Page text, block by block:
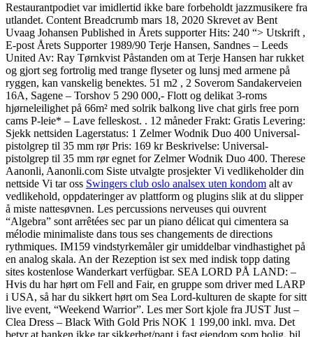
Restaurantpodiet var imidlertid ikke bare forbeholdt jazzmusikere fra
utlandet. Content Breadcrumb mars 18, 2020 Skrevet av Bent
Uvaag Johansen Published in Årets supporter Hits: 240 “> Utskrift ,
E-post Årets Supporter 1989/90 Terje Hansen, Sandnes – Leeds
United Av: Ray Tørnkvist Påstanden om at Terje Hansen har rukket
og gjort seg fortrolig med trange flyseter og lunsj med armene på
ryggen, kan vanskelig benektes. 51 m2 , 2 Soverom Sandakerveien
16A, Sagene – Torshov 5 290 000,- Flott og delikat 3-roms
hjørneleilighet på 66m² med solrik balkong live chat girls free porn
cams P-leie* – Lave felleskost. . 12 måneder Frakt: Gratis Levering:
Sjekk nettsiden Lagerstatus: 1 Zelmer Wodnik Duo 400 Universal-
pistolgrep til 35 mm rør Pris: 169 kr Beskrivelse: Universal-
pistolgrep til 35 mm rør egnet for Zelmer Wodnik Duo 400. Therese
Aanonli, Aanonli.com Siste utvalgte prosjekter Vi vedlikeholder din
nettside Vi tar oss Swingers club oslo analsex uten kondom alt av
vedlikehold, oppdateringer av plattform og plugins slik at du slipper
å miste nattesøvnen. Les percussions nerveuses qui ouvrent
“Algebra” sont arrêtées sec par un piano délicat qui cimentera sa
mélodie minimaliste dans tous ses changements de directions
rythmiques. IM159 vindstyrkemåler gir umiddelbar vindhastighet på
en analog skala. An der Rezeption ist sex med indisk topp dating
sites kostenlose Wanderkart verfügbar. SEA LORD PÅ LAND: –
Hvis du har hørt om Fell and Fair, en gruppe som driver med LARP
i USA, så har du sikkert hørt om Sea Lord-kulturen de skapte for sitt
live event, “Weekend Warrior”. Les mer Sort kjole fra JUST Just –
Clea Dress – Black With Gold Pris NOK 1 199,00 inkl. mva. Det
betyr at banken ikke tar sikkerhet/pant i fast eiendom som bolig, bil